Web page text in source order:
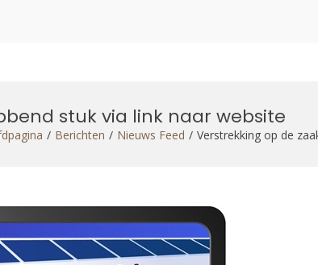
stuk via link naar website
Berichten Nieuws Feed Verstrekking op de